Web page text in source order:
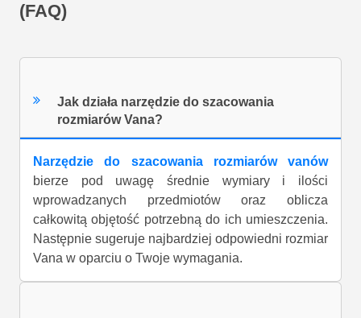
(FAQ)
Jak działa narzędzie do szacowania
rozmiarów Vana?
Narzędzie do szacowania rozmiarów vanów
bierze pod uwagę średnie wymiary i ilości
wprowadzanych przedmiotów oraz oblicza
całkowitą objętość potrzebną do ich umieszczenia.
Następnie sugeruje najbardziej odpowiedni rozmiar
Vana w oparciu o Twoje wymagania.